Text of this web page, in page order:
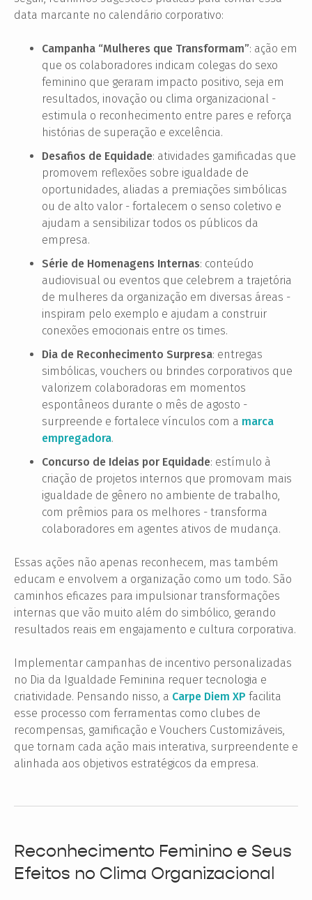
data marcante no calendário corporativo:
Campanha “Mulheres que Transformam”: ação em
que os colaboradores indicam colegas do sexo
feminino que geraram impacto positivo, seja em
resultados, inovação ou clima organizacional -
estimula o reconhecimento entre pares e reforça
histórias de superação e excelência.
Desafios de Equidade: atividades gamificadas que
promovem reflexões sobre igualdade de
oportunidades, aliadas a premiações simbólicas
ou de alto valor - fortalecem o senso coletivo e
ajudam a sensibilizar todos os públicos da
empresa.
Série de Homenagens Internas: conteúdo
audiovisual ou eventos que celebrem a trajetória
de mulheres da organização em diversas áreas -
inspiram pelo exemplo e ajudam a construir
conexões emocionais entre os times.
Dia de Reconhecimento Surpresa: entregas
simbólicas, vouchers ou brindes corporativos que
valorizem colaboradoras em momentos
espontâneos durante o mês de agosto -
surpreende e fortalece vínculos com a marca
empregadora.
Concurso de Ideias por Equidade: estímulo à
criação de projetos internos que promovam mais
igualdade de gênero no ambiente de trabalho,
com prêmios para os melhores - transforma
colaboradores em agentes ativos de mudança.
Essas ações não apenas reconhecem, mas também
educam e envolvem a organização como um todo. São
caminhos eficazes para impulsionar transformações
internas que vão muito além do simbólico, gerando
resultados reais em engajamento e cultura corporativa.
Implementar campanhas de incentivo personalizadas
no Dia da Igualdade Feminina requer tecnologia e
criatividade. Pensando nisso, a Carpe Diem XP facilita
esse processo com ferramentas como clubes de
recompensas, gamificação e Vouchers Customizáveis,
que tornam cada ação mais interativa, surpreendente e
alinhada aos objetivos estratégicos da empresa.
Reconhecimento Feminino e Seus
Efeitos no Clima Organizacional